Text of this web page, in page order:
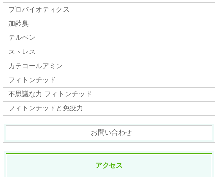
プロバイオティクス
加齢臭
テルペン
ストレス
カテコールアミン
フィトンチッド
不思議な力 フィトンチッド
フィトンチッドと免疫力
お問い合わせ
アクセス